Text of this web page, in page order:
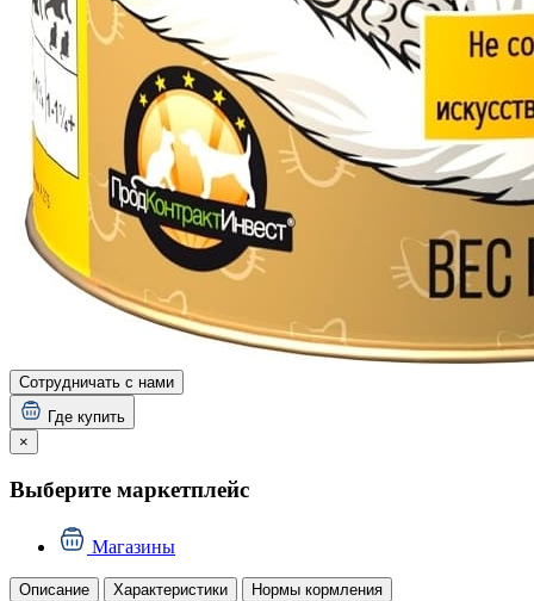
Сотрудничать с нами
Где купить
×
Выберите маркетплейс
Магазины
Описание Характеристики Нормы кормления